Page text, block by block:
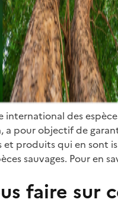
international des
pour objectif de
et produits qui en sont
sauvages. Pour en
faire sur